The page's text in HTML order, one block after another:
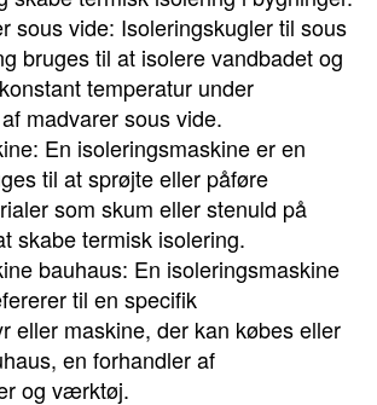
sous vide: Isoleringskugler til sous
bruges til at isolere vandbadet og
temperatur under
madvarer sous vide.
En isoleringsmaskine er en
til at sprøjte eller påføre
som skum eller stenuld på
skabe termisk isolering.
bauhaus: En isoleringsmaskine
til en specifik
eller maskine, der kan købes eller
en forhandler af
og værktøj.